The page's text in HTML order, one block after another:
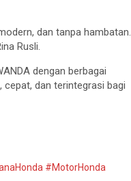
dan tanpa hambatan.
Rusli.
dengan berbagai
cepat, dan terintegrasi bagi
#MotorHonda